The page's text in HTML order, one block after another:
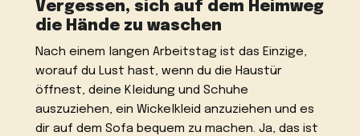
Vergessen, sich auf dem Heimweg
die Hände zu waschen
Nach einem langen Arbeitstag ist das Einzige,
worauf du Lust hast, wenn du die Haustür
öffnest, deine Kleidung und Schuhe
auszuziehen, ein Wickelkleid anzuziehen und es
dir auf dem Sofa bequem zu machen. Ja, das ist